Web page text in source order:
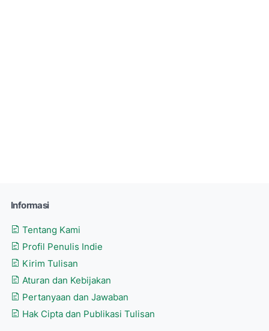
Informasi
Tentang Kami
Profil Penulis Indie
Kirim Tulisan
Aturan dan Kebijakan
Pertanyaan dan Jawaban
Hak Cipta dan Publikasi Tulisan